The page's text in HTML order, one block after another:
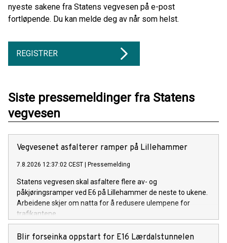
nyeste sakene fra Statens vegvesen på e-post
fortløpende. Du kan melde deg av når som helst.
REGISTRER
Siste pressemeldinger fra Statens
vegvesen
Vegvesenet asfalterer ramper på Lillehammer
7.8.2026 12:37:02 CEST | Pressemelding
Statens vegvesen skal asfaltere flere av- og
påkjøringsramper ved E6 på Lillehammer de neste to ukene.
Arbeidene skjer om natta for å redusere ulempene for
trafikantene.
Blir forseinka oppstart for E16 Lærdalstunnelen